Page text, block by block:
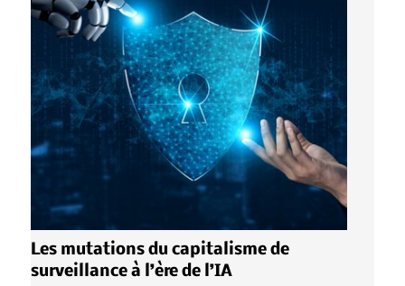
Les mutations du capitalisme de
surveillance à l’ère de l’IA